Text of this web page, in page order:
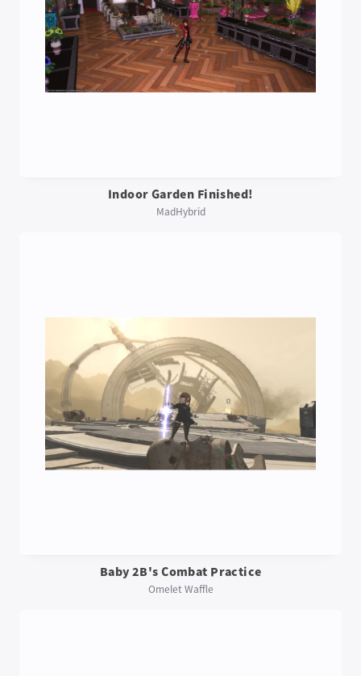
Indoor Garden Finished!
MadHybrid
Baby 2B's Combat Practice
Omelet Waffle